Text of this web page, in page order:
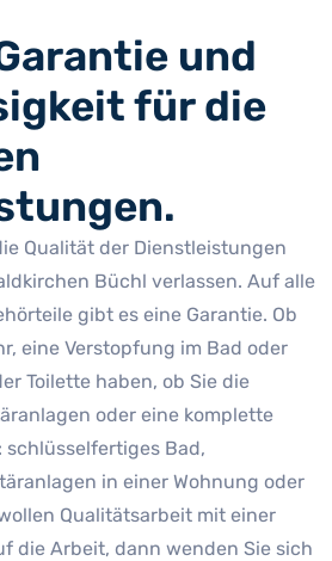
und
für die
Qualität der Dienstleistungen
Büchl verlassen. Auf alle
gibt es eine Garantie. Ob
eine Verstopfung im Bad oder
Toilette haben, ob Sie die
oder eine komplette
Bad,
in einer Wohnung oder
Qualitätsarbeit mit einer
die Arbeit, dann wenden Sie sich